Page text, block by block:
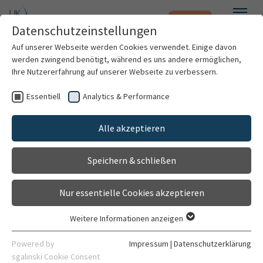
Zum Hauptinhalt springen Notfall
Patienten & Besucher
Kliniken & Institute
Forschung
Karriere
Mit dem Klick auf "Karte aktivieren" stimme ich
der Datenfreigabe an Google zu.
Karte aktivieren
Weitere Standorte suchen
Jugendpsychiatrie (Bergheim)
Gehört zu
Klinikschule Heidelberg
Gebäude 5040
Datenschutzeinstellungen
Auf unserer Webseite werden Cookies verwendet. Einige davon
werden zwingend benötigt, während es uns andere ermöglichen,
Ihre Nutzererfahrung auf unserer Webseite zu verbessern.
Essentiell Analytics & Performance
Alle akzeptieren
Speichern & schließen
Nur essentielle Cookies akzeptieren
Essentielle Cookies werden für grundlegende Funktionen der
Webseite benötigt. Dadurch ist gewährleistet, dass die
Weitere Informationen anzeigen
Powered by
sgalinski Cookie Consent
Impressum | Datenschutzerklärung